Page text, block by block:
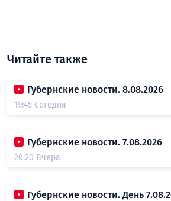
Читайте также
Губернские новости. 8.08.2026
19:45 Сегодня
Губернские новости. 7.08.2026
20:20 Вчера
Губернские новости. День